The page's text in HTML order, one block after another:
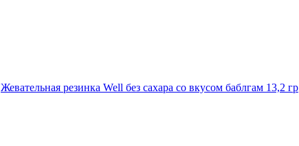
Жевательная резинка Well без сахара со вкусом баблгам 13,2 гр